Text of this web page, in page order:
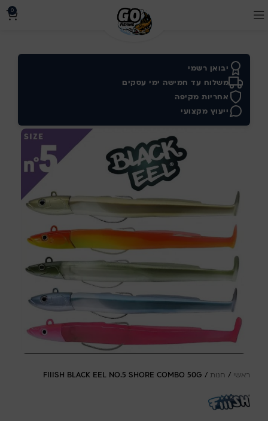
0
יבואן רשמי
משלוח עד חמישה ימי עסקים
אחריות מקיפה
ייעוץ מקצועי
ראשי / חנות /
FIIISH BLACK EEL NO.5 SHORE COMBO 50G